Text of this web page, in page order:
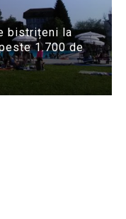
bistrițeni la
1.700 de